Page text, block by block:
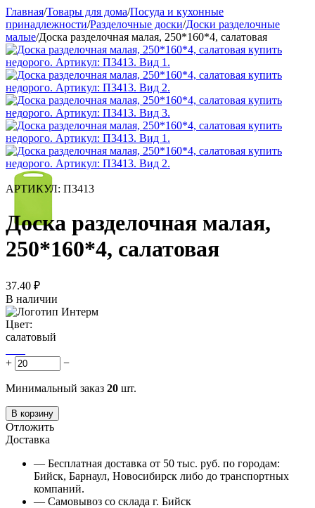
Главная/Товары для дома/Посуда и кухонные
принадлежности/Разделочные доски/Доски разделочные
малые/Доска разделочная малая, 250*160*4, салатовая
АРТИКУЛ: П3413
Доска разделочная малая,
250*160*4, салатовая
37.40 ₽
В наличии
Цвет:
салатовый
+ −
Минимальный заказ 20 шт.
В корзину
Отложить
Доставка
— Бесплатная доставка от 50 тыс. руб. по городам:
Бийск, Барнаул, Новосибирск либо до транспортных
компаний.
— Самовывоз со склада г. Бийск